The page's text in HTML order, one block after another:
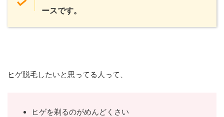
ースです。
ヒゲ脱毛したいと思ってる人って、
ヒゲを剃るのがめんどくさい